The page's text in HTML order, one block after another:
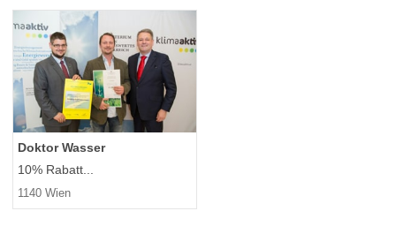
Doktor Wasser
10% Rabatt...
1140 Wien